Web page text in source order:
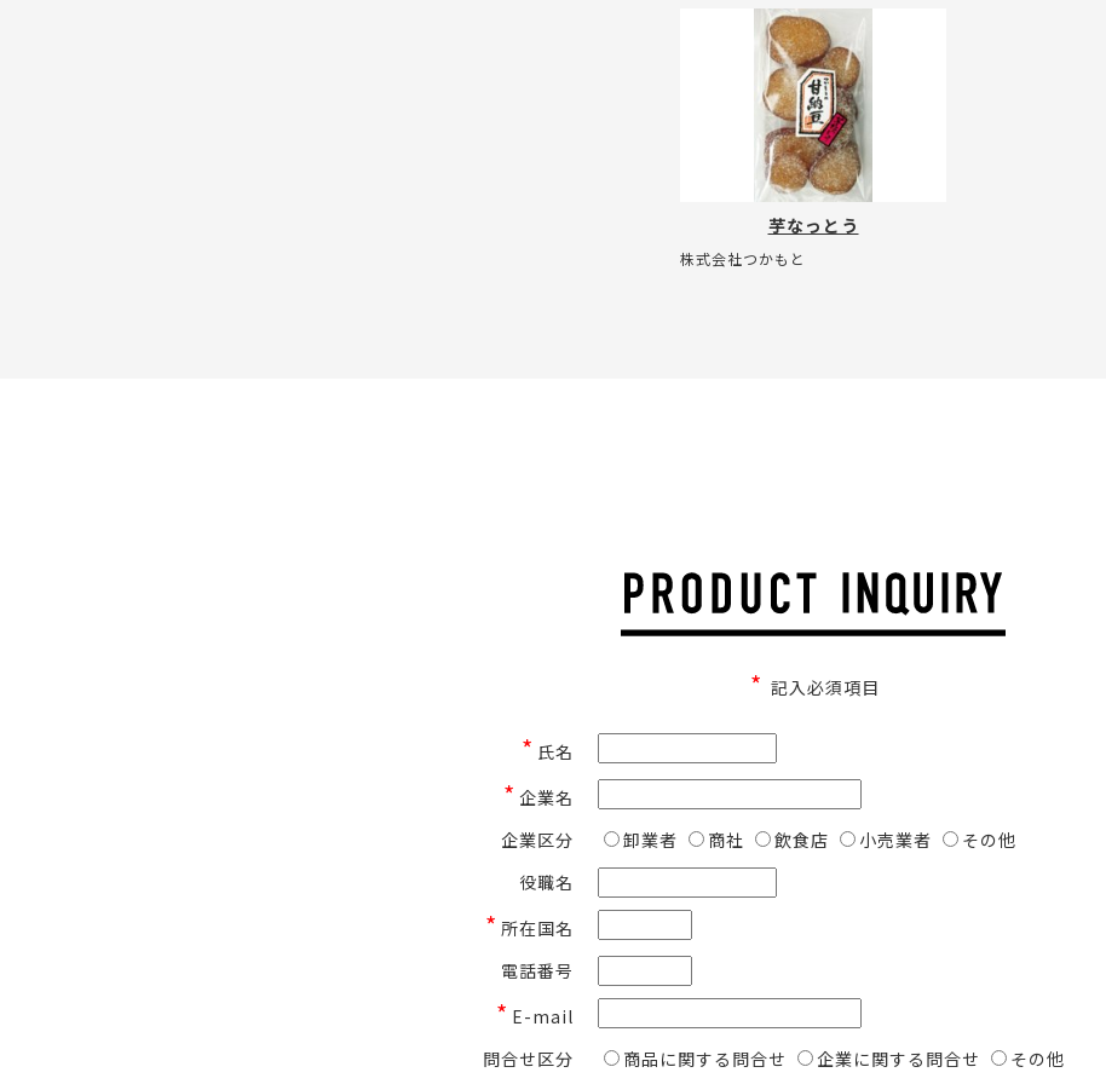
芋なっとう
株式会社つかもと
* 記入必須項目
* 氏名
* 企業名
企業区分
卸業者 商社 飲食店 小売業者
その他
役職名
* 所在国名
電話番号
* E-mail
問合せ区分
商品に関する問合せ 企業に関する問合せ その他